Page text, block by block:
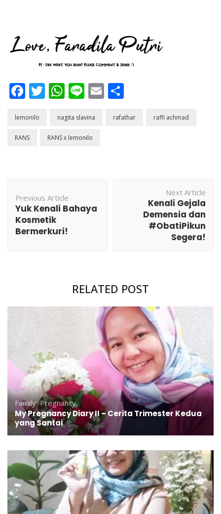
Facebook
Twitter
WhatsApp
LineEmail
lemonilo nagita slavina rafathar raffi achmad
RANS RANS x lemonilo
Navigation
Previous Article
Yuk Kenali Bahaya
Kosmetik
Bermerkuri!
Next Article
Kenali Gejala
Demensia dan
#ObatiPikun
Segera!
RELATED POST
Family,Pregnancy
My Pregnancy Diary II – Cerita Trimester Kedua
yang Santai